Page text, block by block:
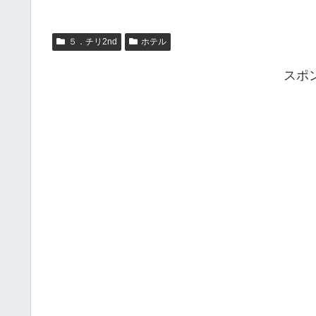
５．チリ2nd ホテル
スポ